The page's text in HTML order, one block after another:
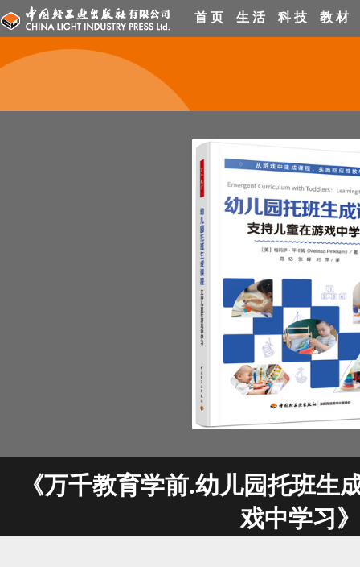
首 页 生 活 科 技 教 材
《万千教育学前.幼儿园托班生
戏中学习》